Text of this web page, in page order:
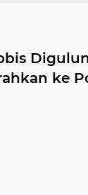
ke